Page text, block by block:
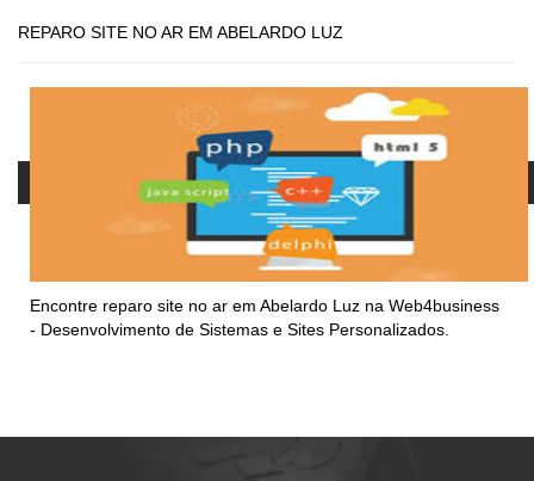
REPARO SITE NO AR EM ABELARDO LUZ
Encontre reparo site no ar em Abelardo Luz na Web4business
- Desenvolvimento de Sistemas e Sites Personalizados.